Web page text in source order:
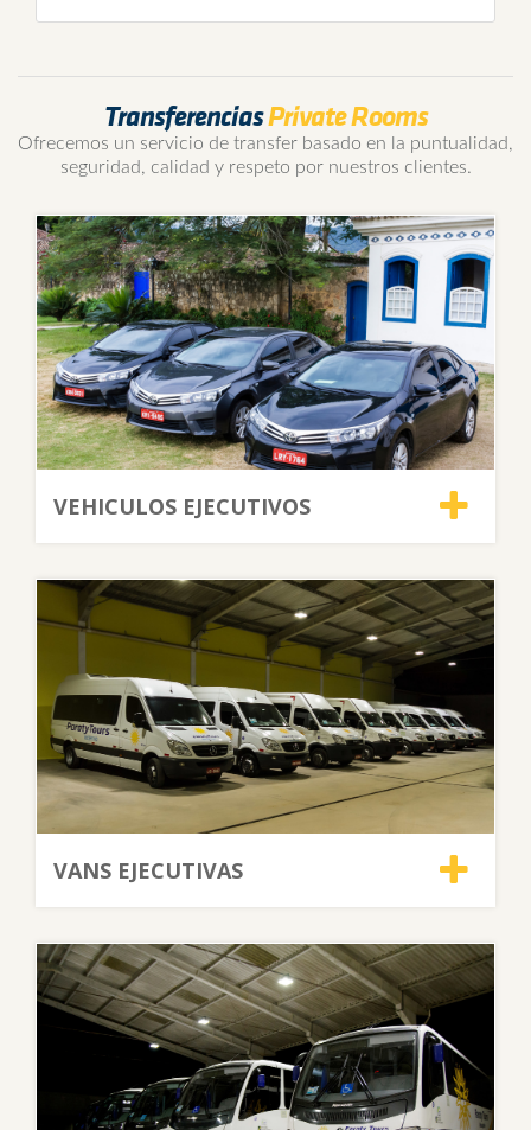
TransferenciasPrivate Rooms
Ofrecemos un servicio de transfer basado en la puntualidad,
seguridad, calidad y respeto por nuestros clientes.
VEHICULOS EJECUTIVOS
VANS EJECUTIVAS